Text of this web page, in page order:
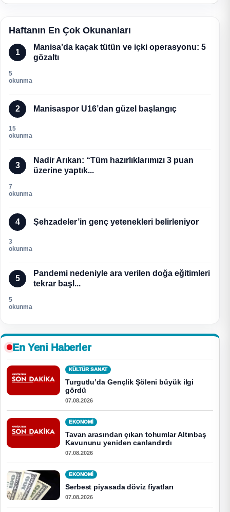
Haftanın En Çok Okunanları
1
Manisa’da kaçak tütün ve içki operasyonu: 5
gözaltı
5
okunma
2 Manisaspor U16’dan güzel başlangıç
15
okunma
3
Nadir Arıkan: “Tüm hazırlıklarımızı 3 puan
üzerine yaptık...
7
okunma
4 Şehzadeler’in genç yetenekleri belirleniyor
3
okunma
5
Pandemi nedeniyle ara verilen doğa eğitimleri
tekrar başl...
5
okunma
En Yeni Haberler
KÜLTÜR SANAT
Turgutlu’da Gençlik Şöleni büyük ilgi
gördü
07.08.2026
EKONOMI
Tavan arasından çıkan tohumlar Altınbaş
Kavununu yeniden canlandırdı
07.08.2026
EKONOMI
Serbest piyasada döviz fiyatları
07.08.2026